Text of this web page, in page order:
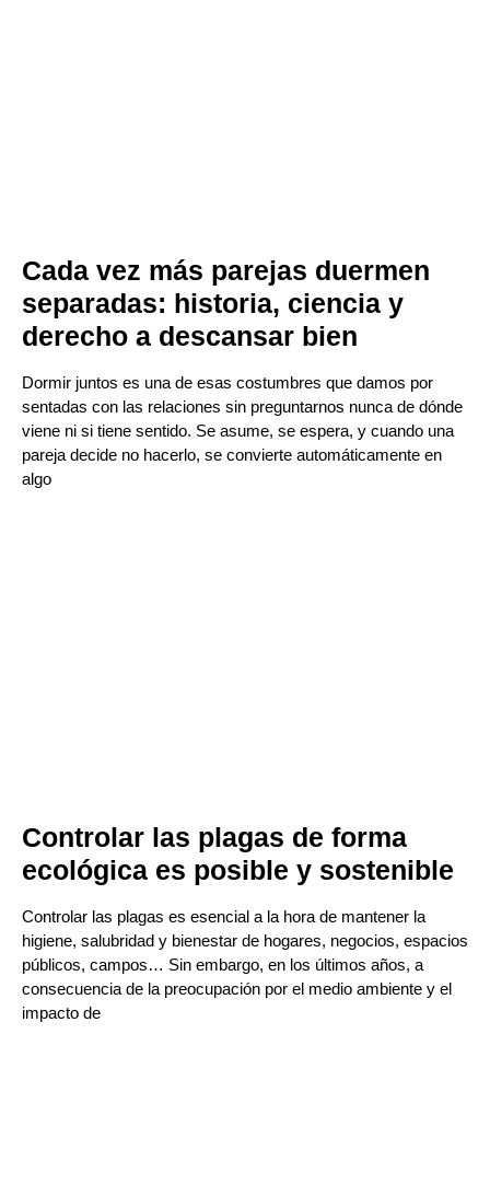
Cada vez más parejas duermen
separadas: historia, ciencia y
derecho a descansar bien
Dormir juntos es una de esas costumbres que damos por
sentadas con las relaciones sin preguntarnos nunca de dónde
viene ni si tiene sentido. Se asume, se espera, y cuando una
pareja decide no hacerlo, se convierte automáticamente en
algo
Controlar las plagas de forma
ecológica es posible y sostenible
Controlar las plagas es esencial a la hora de mantener la
higiene, salubridad y bienestar de hogares, negocios, espacios
públicos, campos… Sin embargo, en los últimos años, a
consecuencia de la preocupación por el medio ambiente y el
impacto de